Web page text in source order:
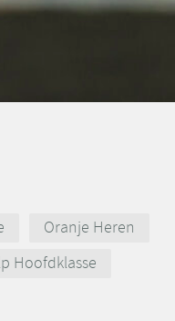
Oranje Heren
Hoofdklasse